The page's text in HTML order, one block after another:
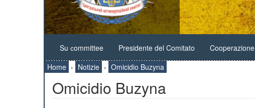
Su сommittee Presidente del Comitato Cooperazione
Home › Notizie › Omicidio Buzyna
Omicidio Buzyna